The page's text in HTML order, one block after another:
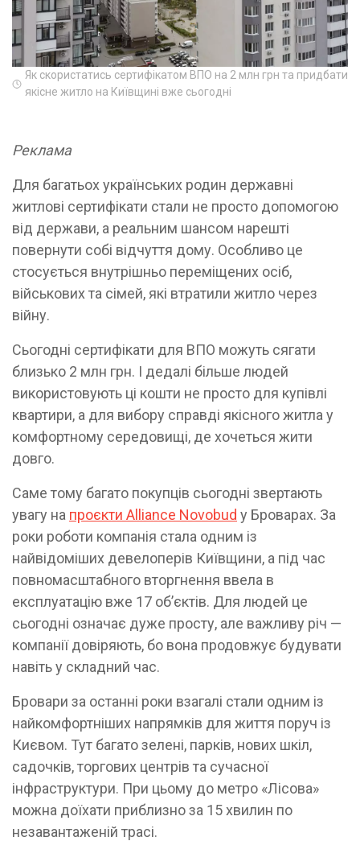
Як скористатись сертифікатом ВПО на 2 млн грн та придбати
якісне житло на Київщині вже сьогодні
Реклама
Для багатьох українських родин державні
житлові сертифікати стали не просто допомогою
від держави, а реальним шансом нарешті
повернути собі відчуття дому. Особливо це
стосується внутрішньо переміщених осіб,
військових та сімей, які втратили житло через
війну.
Сьогодні сертифікати для ВПО можуть сягати
близько 2 млн грн. І дедалі більше людей
використовують ці кошти не просто для купівлі
квартири, а для вибору справді якісного житла у
комфортному середовищі, де хочеться жити
довго.
Саме тому багато покупців сьогодні звертають
увагу на проєкти Alliance Novobud у Броварах. За
роки роботи компанія стала одним із
найвідоміших девелоперів Київщини, а під час
повномасштабного вторгнення ввела в
експлуатацію вже 17 об’єктів. Для людей це
сьогодні означає дуже просту, але важливу річ —
компанії довіряють, бо вона продовжує будувати
навіть у складний час.
Бровари за останні роки взагалі стали одним із
найкомфортніших напрямків для життя поруч із
Києвом. Тут багато зелені, парків, нових шкіл,
садочків, торгових центрів та сучасної
інфраструктури. При цьому до метро «Лісова»
можна доїхати приблизно за 15 хвилин по
незавантаженій трасі.